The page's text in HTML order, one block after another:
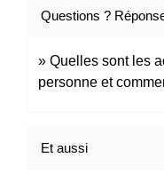
Questions ?
Quelles sont les
personne et
Et aussi